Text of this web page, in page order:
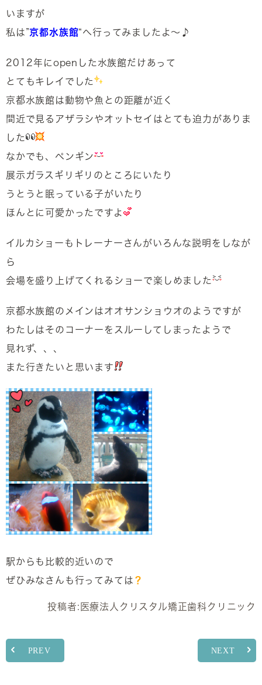
いますが
私は”京都水族館“へ行ってみましたよ～♪
2012年にopenした水族館だけあって
とてもキレイでした
京都水族館は動物や魚との距離が近く
間近で見るアザラシやオットセイはとても迫力がありま
した
なかでも、ペンギン
展示ガラスギリギリのところにいたり
うとうと眠っている子がいたり
ほんとに可愛かったですよ
イルカショーもトレーナーさんがいろんな説明をしなが
ら
会場を盛り上げてくれるショーで楽しめました
京都水族館のメインはオオサンショウオのようですが
わたしはそのコーナーをスルーしてしまったようで
見れず、、、
また行きたいと思います
駅からも比較的近いので
ぜひみなさんも行ってみては ？
投稿者: 医療法人クリスタル矯正歯科クリニック
PREV NEXT